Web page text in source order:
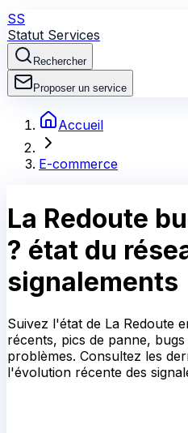
SS
Statut Services
Rechercher
Proposer un service
Accueil
E-commerce
La Redoute
? état du
signalements
Suivez l'état de La Redoute
récents, pics de panne,
problèmes. Consultez les
l'évolution récente des